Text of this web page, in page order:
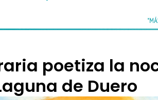
poetiza la
de Duero